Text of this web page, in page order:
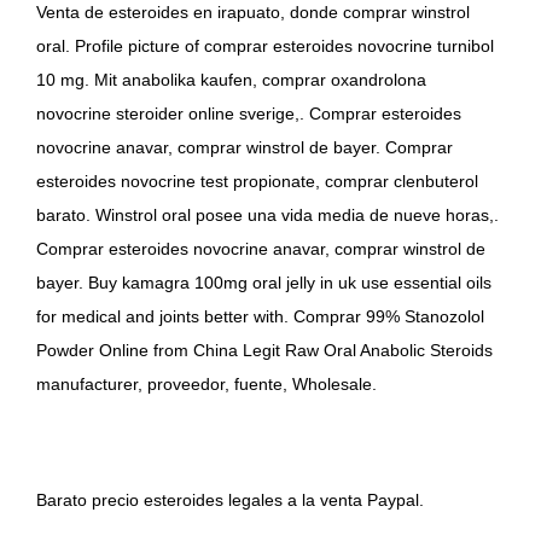
Venta de esteroides en irapuato, donde comprar winstrol
oral. Profile picture of comprar esteroides novocrine turnibol
10 mg. Mit anabolika kaufen, comprar oxandrolona
novocrine steroider online sverige,. Comprar esteroides
novocrine anavar, comprar winstrol de bayer. Comprar
esteroides novocrine test propionate, comprar clenbuterol
barato. Winstrol oral posee una vida media de nueve horas,.
Comprar esteroides novocrine anavar, comprar winstrol de
bayer. Buy kamagra 100mg oral jelly in uk use essential oils
for medical and joints better with. Comprar 99% Stanozolol
Powder Online from China Legit Raw Oral Anabolic Steroids
manufacturer, proveedor, fuente, Wholesale.
Barato precio esteroides legales a la venta Paypal.